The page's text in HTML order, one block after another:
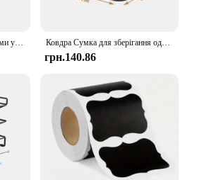
Ковдра Сумка для зберігання одягу Велика портативна шафа-органайзер Ковдра Сумка для зберігання одягу Водонепроникний органайзер для домашнього одягу
грн.140.86